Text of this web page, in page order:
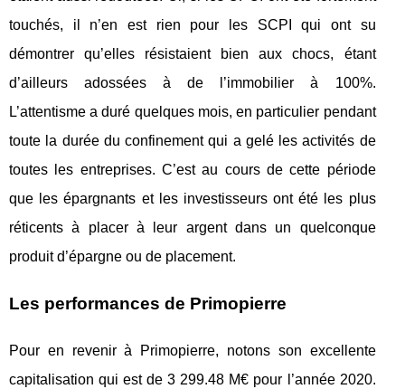
touchés, il n’en est rien pour les SCPI qui ont su
démontrer qu’elles résistaient bien aux chocs, étant
d’ailleurs adossées à de l’immobilier à 100%.
L’attentisme a duré quelques mois, en particulier pendant
toute la durée du confinement qui a gelé les activités de
toutes les entreprises. C’est au cours de cette période
que les épargnants et les investisseurs ont été les plus
réticents à placer à leur argent dans un quelconque
produit d’épargne ou de placement.
Les performances de Primopierre
Pour en revenir à Primopierre, notons son excellente
capitalisation qui est de 3 299.48 M€ pour l’année 2020.